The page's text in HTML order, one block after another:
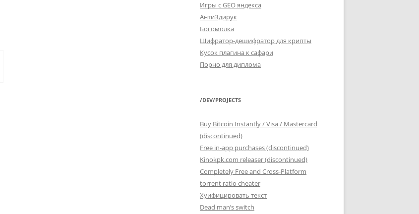
Игры с GEO яндекса
АнтиЗдирук
Богомолка
Шифратор-дешифратор для крипты
Кусок плагина к сафари
Порно для диплома
/DEV/PROJECTS
Buy Bitcoin Instantly / Visa / Mastercard
(discontinued)
Free in-app purchases (discontinued)
Kinokpk.com releaser (discontinued)
Completely Free and Cross-Platform
torrent ratio cheater
Хуифицировать текст
Dead man’s switch